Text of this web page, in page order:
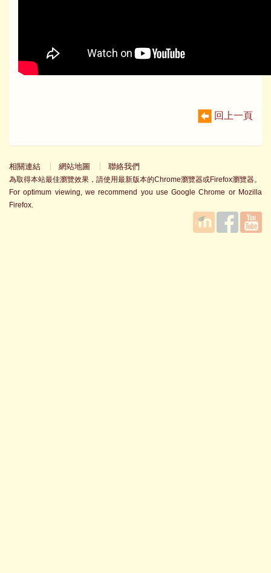
回上一頁
相關連結 網站地圖 聯絡我們
為取得本站最佳瀏覽效果，請使用最新版本的Chrome瀏覽器或Firefox瀏覽器。
For optimum viewing, we recommend you use Google Chrome or Mozilla
Firefox.